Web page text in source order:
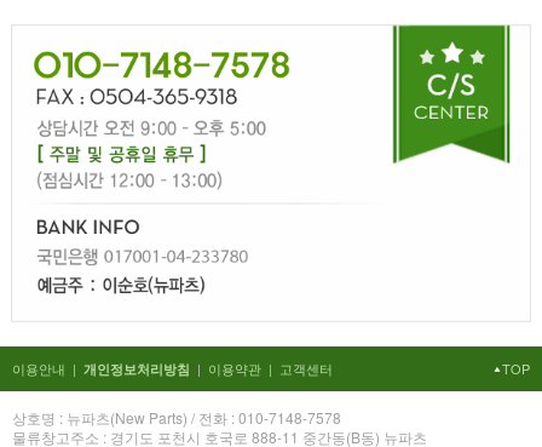
이용안내 | 개인정보처리방침 | 이용약관 | 고객센터 TOP
상호명 : 뉴파츠(New Parts) / 전화 : 010-7148-7578
물류창고주소 : 경기도 포천시 호국로 888-11 중간동(B동) 뉴파츠